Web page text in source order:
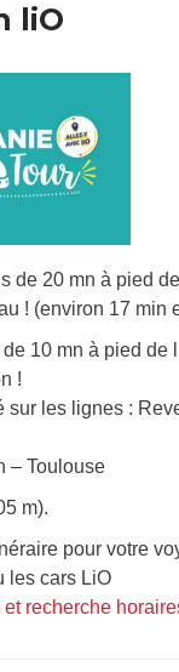
liO
de 20 mn à pied
! (environ 17 min
10 mn à pied de
!
sur les lignes :
– Toulouse
m).
pour votre
les cars LiO
recherche